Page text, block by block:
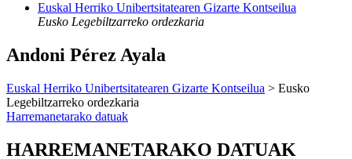
Euskal Herriko Unibertsitatearen Gizarte Kontseilua
Eusko Legebiltzarreko ordezkaria
Andoni Pérez Ayala
Euskal Herriko Unibertsitatearen Gizarte Kontseilua > Eusko
Legebiltzarreko ordezkaria
Harremanetarako datuak
HARREMANETARAKO DATUAK